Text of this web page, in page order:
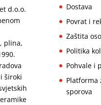
d.o.o.
plina,
široki
Dostava
Povrat i
Zaštita
Politika
Pohvale i
Platforma
sporova